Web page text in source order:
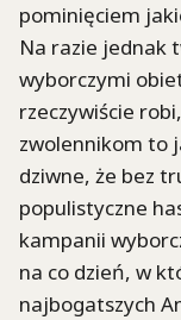
pominięciem
Na razie jednak
wyborczymi
rzeczywiście
zwolennikom to
dziwne, że bez
populistyczne
kampanii
na co dzień, w
najbogatszych